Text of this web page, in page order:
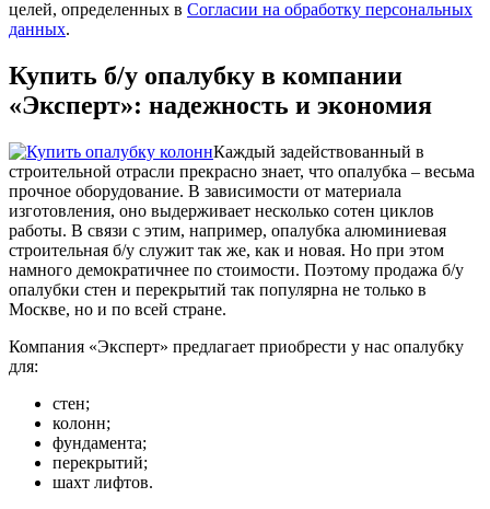
целей, определенных в Согласии на обработку персональных
данных.
Купить б/у опалубку в компании
«Эксперт»: надежность и экономия
Каждый задействованный в
строительной отрасли прекрасно знает, что опалубка – весьма
прочное оборудование. В зависимости от материала
изготовления, оно выдерживает несколько сотен циклов
работы. В связи с этим, например, опалубка алюминиевая
строительная б/у служит так же, как и новая. Но при этом
намного демократичнее по стоимости. Поэтому продажа б/у
опалубки стен и перекрытий так популярна не только в
Москве, но и по всей стране.
Компания «Эксперт» предлагает приобрести у нас опалубку
для:
стен;
колонн;
фундамента;
перекрытий;
шахт лифтов.